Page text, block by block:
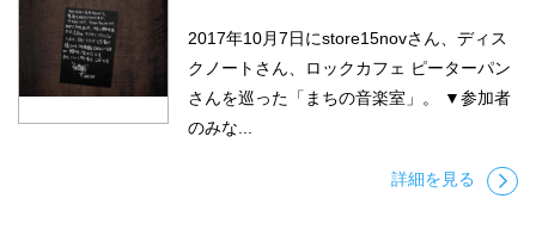
2017年10月7日にstore15novさん、ディス
クノートさん、ロックカフェ ピーターパン
さんを巡った「まちの音楽室」。 ▼参加者
のみな...
詳細を見る